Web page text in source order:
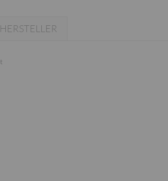
HERSTELLER